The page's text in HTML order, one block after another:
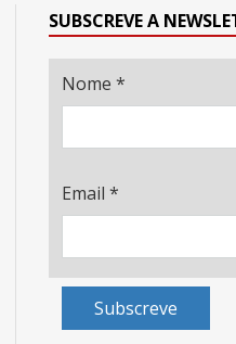
SUBSCREVE A
Nome *
Email *
Subscreve